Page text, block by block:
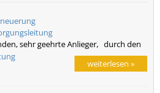
sehr geehrte Anlieger, durch den
weiterlesen »